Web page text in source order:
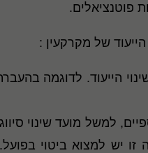
פוטנציאלים.
של מקרקעין :
שינוי הייעוד. לדוגמה
למשל מועד שינוי
זו יש למצוא ביטוי